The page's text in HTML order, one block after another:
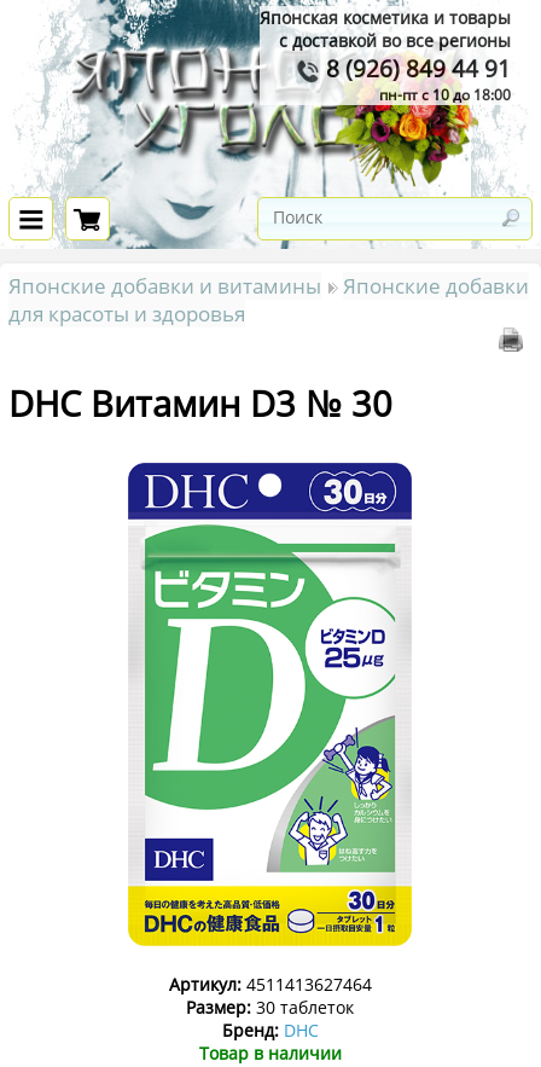
Японская косметика и товары
с доставкой во все регионы
8 (926) 849 44 91
пн-пт с 10 до 18:00
Японские добавки и витамины
Японские добавки
для красоты и здоровья
DHC Витамин D3 № 30
Артикул:4511413627464
Размер: 30 таблеток
Бренд: DHC
Товар в наличии